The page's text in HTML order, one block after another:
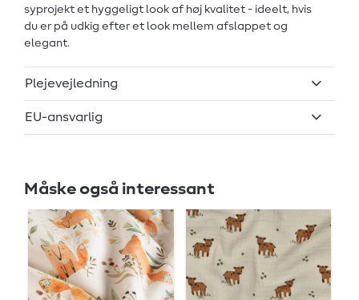
syprojekt et hyggeligt look af høj kvalitet - ideelt, hvis
du er på udkig efter et look mellem afslappet og
elegant.
Plejevejledning
EU-ansvarlig
Måske også interessant